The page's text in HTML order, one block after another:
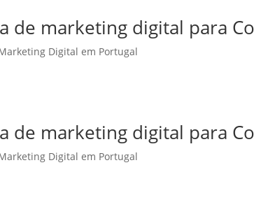
de marketing digital para
Digital em Portugal
de marketing digital para
Digital em Portugal